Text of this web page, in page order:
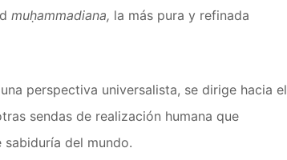
muḥammadiana, la más pura y refinada
perspectiva universalista, se dirige hacia el
sendas de realización humana que
del mundo.